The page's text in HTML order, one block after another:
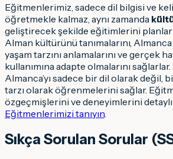
Eğitmenlerimiz, sadece dil bilgisi ve
öğretmekle kalmaz, aynı zamanda
geliştirecek şekilde eğitimlerini
Alman kültürünü tanımalarını,
yaşam tarzını anlamalarını ve gerçek
kullanımına adapte olmalarını
Almanca’yı sadece bir dil olarak değil,
tarzı olarak öğrenmelerini sağlar.
özgeçmişlerini ve deneyimlerini
Eğitmenlerimizi tanıyın
Sıkça Sorulan Sorular